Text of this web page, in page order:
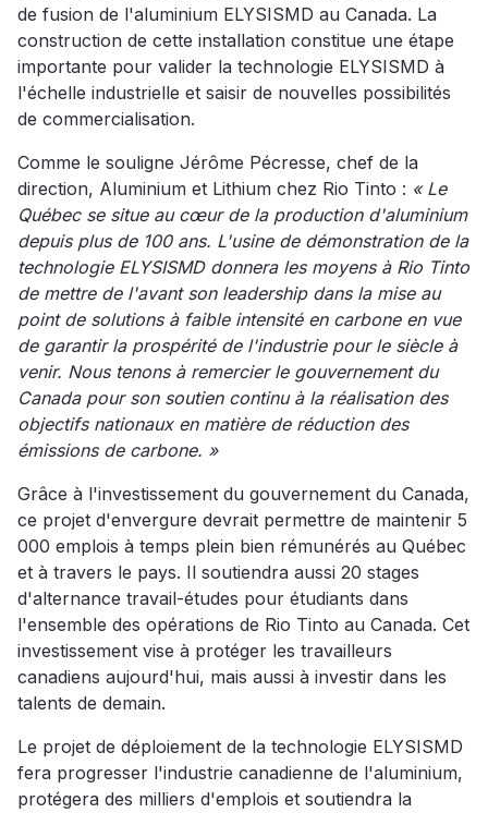
de fusion de l'aluminium ELYSISMD au Canada. La
construction de cette installation constitue une étape
importante pour valider la technologie ELYSISMD à
l'échelle industrielle et saisir de nouvelles possibilités
de commercialisation.
Comme le souligne Jérôme Pécresse, chef de la
direction, Aluminium et Lithium chez Rio Tinto : « Le
Québec se situe au cœur de la production d'aluminium
depuis plus de 100 ans. L'usine de démonstration de la
technologie ELYSISMD donnera les moyens à Rio Tinto
de mettre de l'avant son leadership dans la mise au
point de solutions à faible intensité en carbone en vue
de garantir la prospérité de l'industrie pour le siècle à
venir. Nous tenons à remercier le gouvernement du
Canada pour son soutien continu à la réalisation des
objectifs nationaux en matière de réduction des
émissions de carbone. »
Grâce à l'investissement du gouvernement du Canada,
ce projet d'envergure devrait permettre de maintenir 5
000 emplois à temps plein bien rémunérés au Québec
et à travers le pays. Il soutiendra aussi 20 stages
d'alternance travail-études pour étudiants dans
l'ensemble des opérations de Rio Tinto au Canada. Cet
investissement vise à protéger les travailleurs
canadiens aujourd'hui, mais aussi à investir dans les
talents de demain.
Le projet de déploiement de la technologie ELYSISMD
fera progresser l'industrie canadienne de l'aluminium,
protégera des milliers d'emplois et soutiendra la